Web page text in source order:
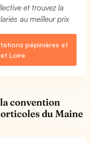
et trouvez la
au meilleur prix
pépinières et
Loire
convention
du Maine